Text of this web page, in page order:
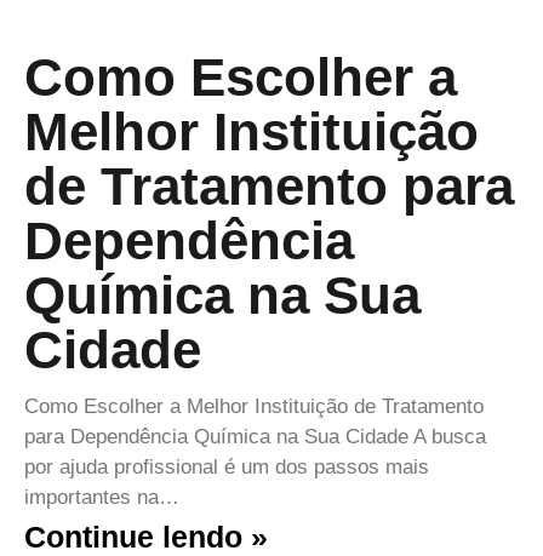
Como Escolher a
Melhor Instituição
de Tratamento para
Dependência
Química na Sua
Cidade
Como Escolher a Melhor Instituição de Tratamento
para Dependência Química na Sua Cidade A busca
por ajuda profissional é um dos passos mais
importantes na…
Continue lendo »